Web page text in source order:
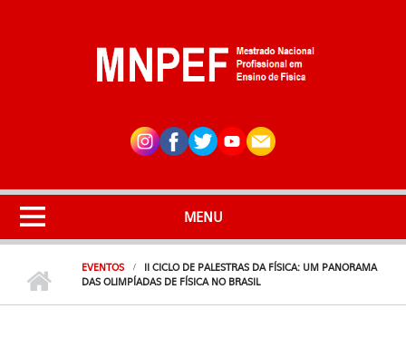
MENU
EVENTOS
II CICLO DE PALESTRAS DA FÍSICA: UM PANORAMA
DAS OLIMPÍADAS DE FÍSICA NO BRASIL